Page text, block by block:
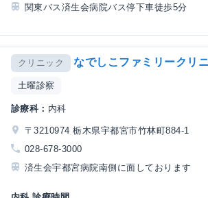
関東バス済生会病院バス停下車徒歩5分
クリニック なでしこファミリークリ
土曜診察
診療科： 内科
〒3210974 栃木県宇都宮市竹林町884-1
028-678-3000
済生会宇都宮病院南側に面しております